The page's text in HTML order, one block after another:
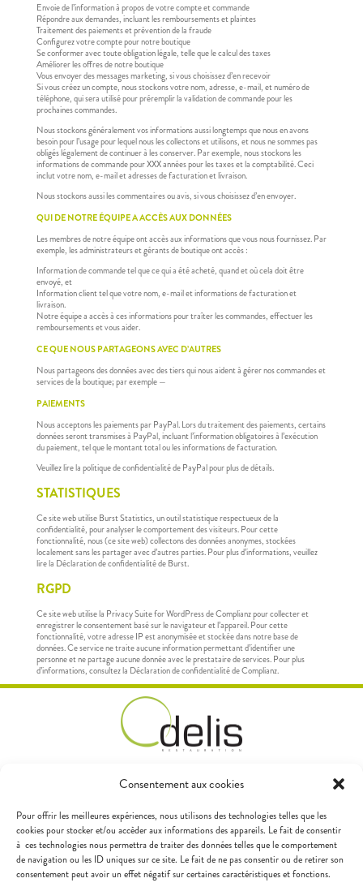
Consentement aux cookies
Pour offrir les meilleures expériences, nous utilisons des technologies telles que les
cookies pour stocker et/ou accèder aux informations des appareils. Le fait de consentir
à ces technologies nous permettra de traiter des données telles que le comportement
de navigation ou les ID uniques sur ce site. Le fait de ne pas consentir ou de retirer son
consentement peut avoir un effet négatif sur certaines caractéristiques et fonctions.
Envoie de l’information à propos de votre compte et commande
Répondre aux demandes, incluant les remboursements et plaintes
Traitement des paiements et prévention de la fraude
Configurez votre compte pour notre boutique
Se conformer avec toute obligation légale, telle que le calcul des taxes
Améliorer les offres de notre boutique
Vous envoyer des messages marketing, si vous choisissez d’en recevoir
Si vous créez un compte, nous stockons votre nom, adresse, e-mail, et numéro de
téléphone, qui sera utilisé pour préremplir la validation de commande pour les
prochaines commandes.
Nous stockons généralement vos informations aussi longtemps que nous en avons
besoin pour l’usage pour lequel nous les collectons et utilisons, et nous ne sommes pas
obligés légalement de continuer à les conserver. Par exemple, nous stockons les
informations de commande pour XXX années pour les taxes et la comptabilité. Ceci
inclut votre nom, e-mail et adresses de facturation et livraison.
Nous stockons aussi les commentaires ou avis, si vous choisissez d’en envoyer.
QUI DE NOTRE ÉQUIPE A ACCÈS AUX DONNÉES
Les membres de notre équipe ont accès aux informations que vous nous fournissez. Par
exemple, les administrateurs et gérants de boutique ont accès :
Information de commande tel que ce qui a été acheté, quand et où cela doit être
envoyé, et
Information client tel que votre nom, e-mail et informations de facturation et
livraison.
Notre équipe a accès à ces informations pour traîter les commandes, effectuer les
remboursements et vous aider.
CE QUE NOUS PARTAGEONS AVEC D’AUTRES
Nous partageons des données avec des tiers qui nous aident à gérer nos commandes et
services de la boutique; par exemple —
PAIEMENTS
Nous acceptons les paiements par PayPal. Lors du traitement des paiements, certains
données seront transmises à PayPal, incluant l’information obligatoires à l’exécution
du paiement, tel que le montant total ou les informations de facturation.
Veuillez lire la politique de confidentialité de PayPal pour plus de détails.
STATISTIQUES
Ce site web utilise Burst Statistics, un outil statistique respectueux de la
confidentialité, pour analyser le comportement des visiteurs. Pour cette
fonctionnalité, nous (ce site web) collectons des données anonymes, stockées
localement sans les partager avec d’autres parties. Pour plus d’informations, veuillez
lire la Déclaration de confidentialité de Burst.
RGPD
Ce site web utilise la Privacy Suite for WordPress de Complianz pour collecter et
enregistrer le consentement basé sur le navigateur et l’appareil. Pour cette
fonctionnalité, votre adresse IP est anonymisée et stockée dans notre base de
données. Ce service ne traite aucune information permettant d’identifier une
personne et ne partage aucune donnée avec le prestataire de services. Pour plus
d’informations, consultez la Déclaration de confidentialité de Complianz.
info@odelis.ch